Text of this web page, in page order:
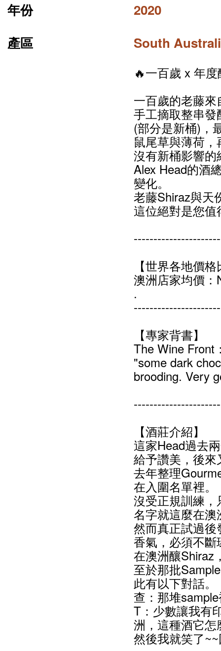
年份
2020
產區
South
🔥一百歲 x 年
一百歲的老藤
手工摘取整串
(部分是新桶)，
鼠尾草與薄荷
沒有新桶影響
Alex Head的酒
變化。
老藤Shiraz與天
這位絕對是您
【世界各地價
澳洲店家均價：
.
【專家背書】
The Wine Front
"some dark
brooding. Very
【酒莊介紹】
這家Head過去
給予讚美，後
去年整理
在入圍名單裡。
沒受正規訓練
名字就這麼在
然而真正試過
香氣，必須不
在澳洲釀Shiraz
至於那批
此有以下對話。
查：那堆
T：少數讓我有
洲，這種酒它
然後我就笑了